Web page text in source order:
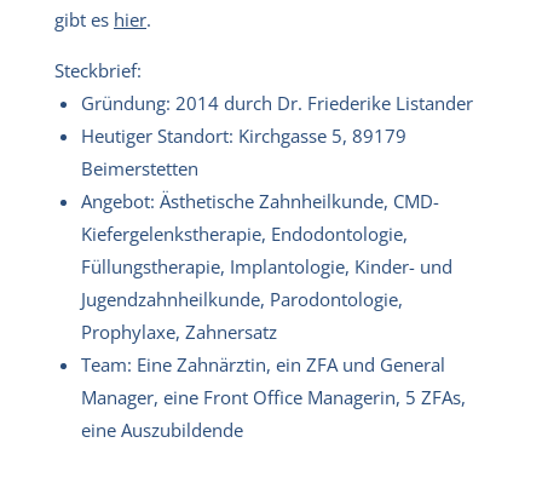
gibt es hier.
Steckbrief:
Gründung: 2014 durch Dr. Friederike Listander
Heutiger Standort: Kirchgasse 5, 89179
Beimerstetten
Angebot: Ästhetische Zahnheilkunde, CMD-
Kiefergelenkstherapie, Endodontologie,
Füllungs­therapie, Implantologie, Kinder- und
Jugendzahnheilkunde, Parodontologie,
Prophylaxe, Zahnersatz
Team: Eine Zahnärztin, ein ZFA und General
Manager, eine Front Office Managerin, 5 ZFAs,
eine Auszubildende